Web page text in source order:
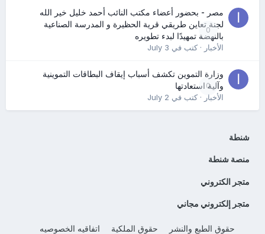
0
مصر - بحضور أعضاء مكتب النائب أحمد خليل خير الله
لجنة تعاين طريقي قرية الحظيرة و المدرسة الصناعية
بالنهضة تمهيدًا لبدء تطويره
الأخبار· كتب في July 3
0
وزارة التموين تكشف أسباب إيقاف البطاقات التموينية
وآلية استعادتها
الأخبار· كتب في July 2
شنطة
منصة شنطة
متجر الكتروني
متجر إلكتروني مجاني
حقوق الطبع والنشر حقوق الملكية اتفاقيه الخصوصيه